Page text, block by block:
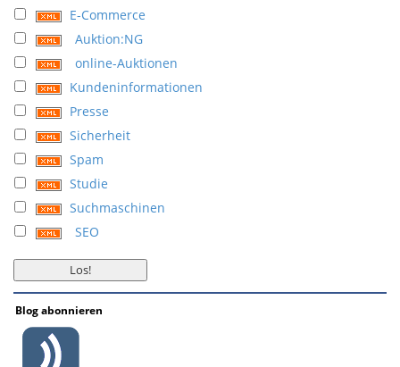
E-Commerce
Auktion:NG
online-Auktionen
Kundeninformationen
Presse
Sicherheit
Spam
Studie
Suchmaschinen
SEO
Blog abonnieren